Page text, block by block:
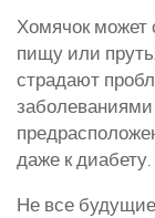
Хомячок
пищу или
страдают
даже к диабету.
Не все